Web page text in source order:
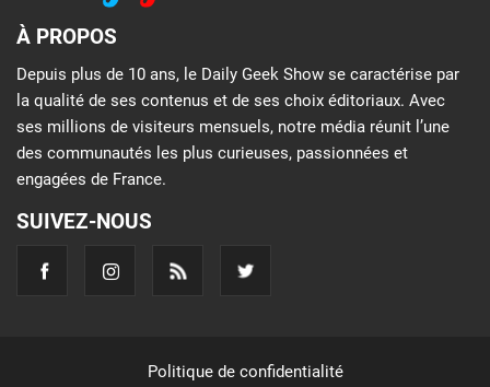
À PROPOS
Depuis plus de 10 ans, le Daily Geek Show se caractérise par
la qualité de ses contenus et de ses choix éditoriaux. Avec
ses millions de visiteurs mensuels, notre média réunit l’une
des communautés les plus curieuses, passionnées et
engagées de France.
SUIVEZ-NOUS
Politique de confidentialité